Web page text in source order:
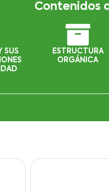
Contenidos
SUS
ESTRUCTURA
ORGÁNICA